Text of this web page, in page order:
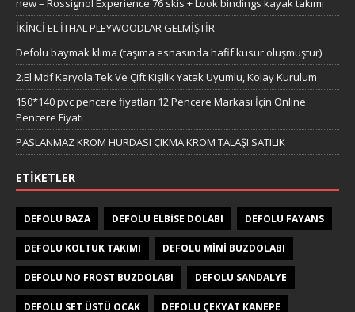
new – Rossignol Experience 76 skis + Look bindings kayak takımı
İKİNCİ EL İTHAL PLEYWOODLAR GELMİŞTİR
Defolu baymak klima (taşıma esnasında hafif kusur oluşmuştur)
2.El Mdf Karyola Tek Ve Çift Kişilik Yatak Uyumlu, Kolay Kurulum
150*140 pvc pencere fiyatları 12 Pencere Markası İçin Online
Pencere Fiyatı
PASLANMAZ KROM HURDASI ÇIKMA KROM TALAŞI SATILIK
ETIKETLER
DEFOLU BAZA DEFOLU ELBISE DOLABI DEFOLU FAYANS
DEFOLU KOLTUK TAKIMI DEFOLU MINI BUZDOLABI
DEFOLU NO FROST BUZDOLABI DEFOLU SANDALYE
DEFOLU SET ÜSTÜ OCAK DEFOLU ÇEKYAT KANEPE